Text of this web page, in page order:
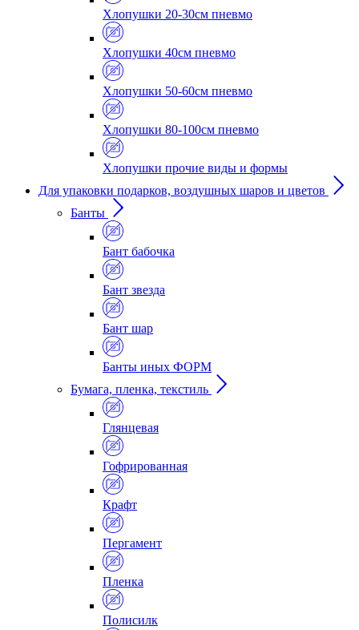
Хлопушки 20-30см пневмо
Хлопушки 40см пневмо
Хлопушки 50-60см пневмо
Хлопушки 80-100см пневмо
Хлопушки прочие виды и формы
Для упаковки подарков, воздушных шаров и цветов
Банты
Бант бабочка
Бант звезда
Бант шар
Банты иных ФОРМ
Бумага, пленка, текстиль
Глянцевая
Гофрированная
Крафт
Пергамент
Пленка
Полисилк